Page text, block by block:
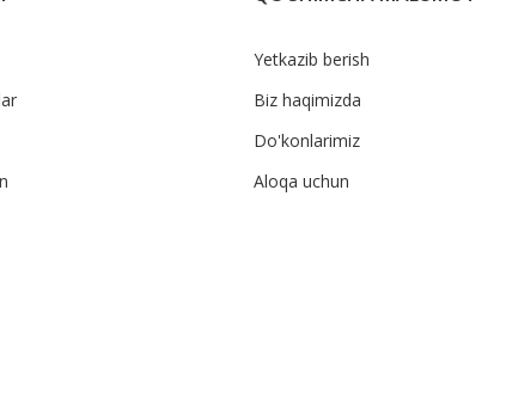
Yetkazib berish
Biz haqimizda
Do'konlarimiz
Aloqa uchun